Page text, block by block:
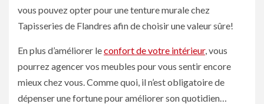
vous pouvez opter pour une tenture murale chez
Tapisseries de Flandres afin de choisir une valeur sûre!
En plus d’améliorer leconfort de votre intérieur, vous
pourrez agencer vos meubles pour vous sentir encore
mieux chez vous. Comme quoi, il n’est obligatoire de
dépenser une fortune pour améliorer son quotidien…